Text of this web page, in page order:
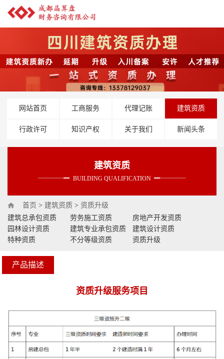
网站首页 工商服务 代理记账 建筑资质
行政许可 知识产权 关于我们 新闻头条
建筑资质
BUILDING QUALIFICATION
首页 > 建筑资质 > 资质升级
建筑总承包资质
劳务施工资质
房地产开发资质
园林设计资质
建筑专业承包资质
建筑设计资质
特种资质
不分等级资质 资质升级
产品描述
资质升级服务项目